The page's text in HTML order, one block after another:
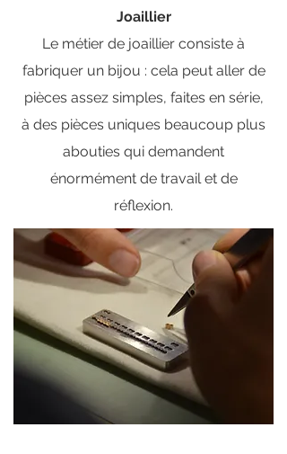
Joaillier
Le métier de joaillier consiste à
fabriquer un bijou : cela peut aller de
pièces assez simples, faites en série,
à des pièces uniques beaucoup plus
abouties qui demandent
énormément de travail et de
réflexion.